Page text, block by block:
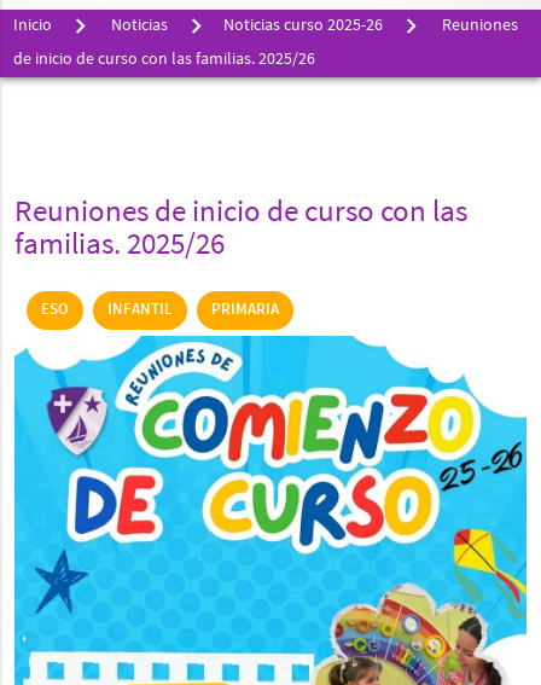
Inicio Noticias Noticias curso 2025-26
Reuniones
de inicio de curso con las familias. 2025/26
Reuniones de inicio de curso con las
familias. 2025/26
ESO INFANTIL PRIMARIA